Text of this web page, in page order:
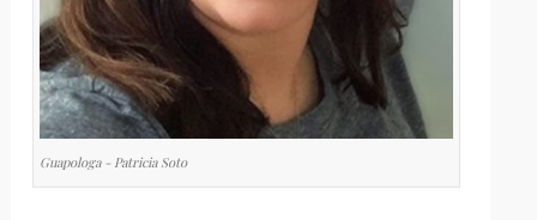
Guapologa - Patricia Soto